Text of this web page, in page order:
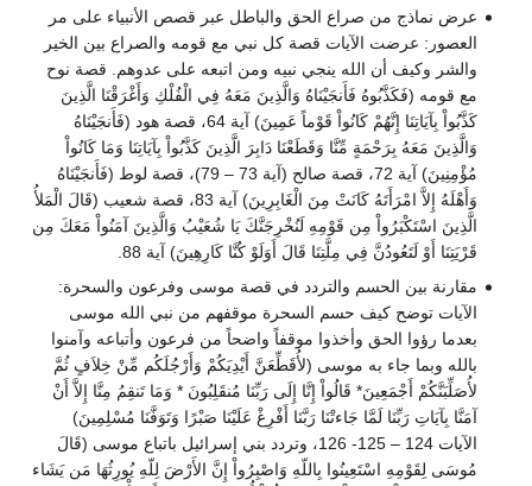
عرض نماذج من صراع الحق والباطل عبر قصص الأنبياء على مر
العصور: عرضت الآيات قصة كل نبي مع قومه والصراع بين الخير
والشر وكيف أن الله ينجي نبيه ومن اتبعه على عدوهم. قصة نوح
مع قومه (فَكَذَّبُوهُ فَأَنجَيْنَاهُ وَالَّذِينَ مَعَهُ فِي الْفُلْكِ وَأَغْرَقْنَا الَّذِينَ
كَذَّبُواْ بِآيَاتِنَا إِنَّهُمْ كَانُواْ قَوْماً عَمِينَ) آية 64، قصة هود (فَأَنجَيْنَاهُ
وَالَّذِينَ مَعَهُ بِرَحْمَةٍ مِّنَّا وَقَطَعْنَا دَابِرَ الَّذِينَ كَذَّبُواْ بِآيَاتِنَا وَمَا كَانُواْ
مُؤْمِنِينَ) آية 72، قصة صالح (آية 73 – 79)، قصة لوط (فَأَنجَيْنَاهُ
وَأَهْلَهُ إِلاَّ امْرَأَتَهُ كَانَتْ مِنَ الْغَابِرِينَ) آية 83، قصة شعيب (قَالَ الْمَلأُ
الَّذِينَ اسْتَكْبَرُواْ مِن قَوْمِهِ لَنُخْرِجَنَّكَ يَا شُعَيْبُ وَالَّذِينَ آمَنُواْ مَعَكَ مِن
قَرْيَتِنَا أَوْ لَتَعُودُنَّ فِي مِلَّتِنَا قَالَ أَوَلَوْ كُنَّا كَارِهِينَ) آية 88.
مقارنة بين الحسم والتردد في قصة موسى وفرعون والسحرة:
الآيات توضح كيف حسم السحرة موقفهم من نبي الله موسى
بعدما رؤوا الحق وأخذوا موقفاً واضحاً من فرعون وأتباعه وآمنوا
بالله وبما جاء به موسى (لأُقَطِّعَنَّ أَيْدِيَكُمْ وَأَرْجُلَكُم مِّنْ خِلاَفٍ ثُمَّ
لأُصَلِّبَنَّكُمْ أَجْمَعِينَ* قَالُواْ إِنَّا إِلَى رَبِّنَا مُنقَلِبُونَ * وَمَا تَنقِمُ مِنَّا إِلاَّ أَنْ
آمَنَّا بِآيَاتِ رَبِّنَا لَمَّا جَاءتْنَا رَبَّنَا أَفْرِغْ عَلَيْنَا صَبْرًا وَتَوَفَّنَا مُسْلِمِينَ)
الآيات 124 – 125- 126، وتردد بني إسرائيل باتباع موسى (قَالَ
مُوسَى لِقَوْمِهِ اسْتَعِينُوا بِاللّهِ وَاصْبِرُواْ إِنَّ الأَرْضَ لِلّهِ يُورِثُهَا مَن يَشَاء